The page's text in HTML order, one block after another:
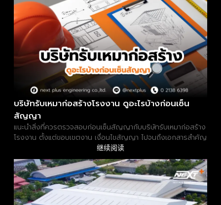
บริษัทรับเหมาก่อสร้างโรงงาน ดูอะไรบ้างก่อนเซ็น
สัญญา
แนะนำสิ่งที่ควรตรวจสอบก่อนเซ็นสัญญากับบริษัทรับเหมาก่อสร้าง
โรงงาน ตั้งแต่ขอบเขตงาน เงื่อนไขสัญญา ไปจนถึงเอกสารสำคัญ
继续阅读